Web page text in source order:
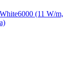
(11 W/m,